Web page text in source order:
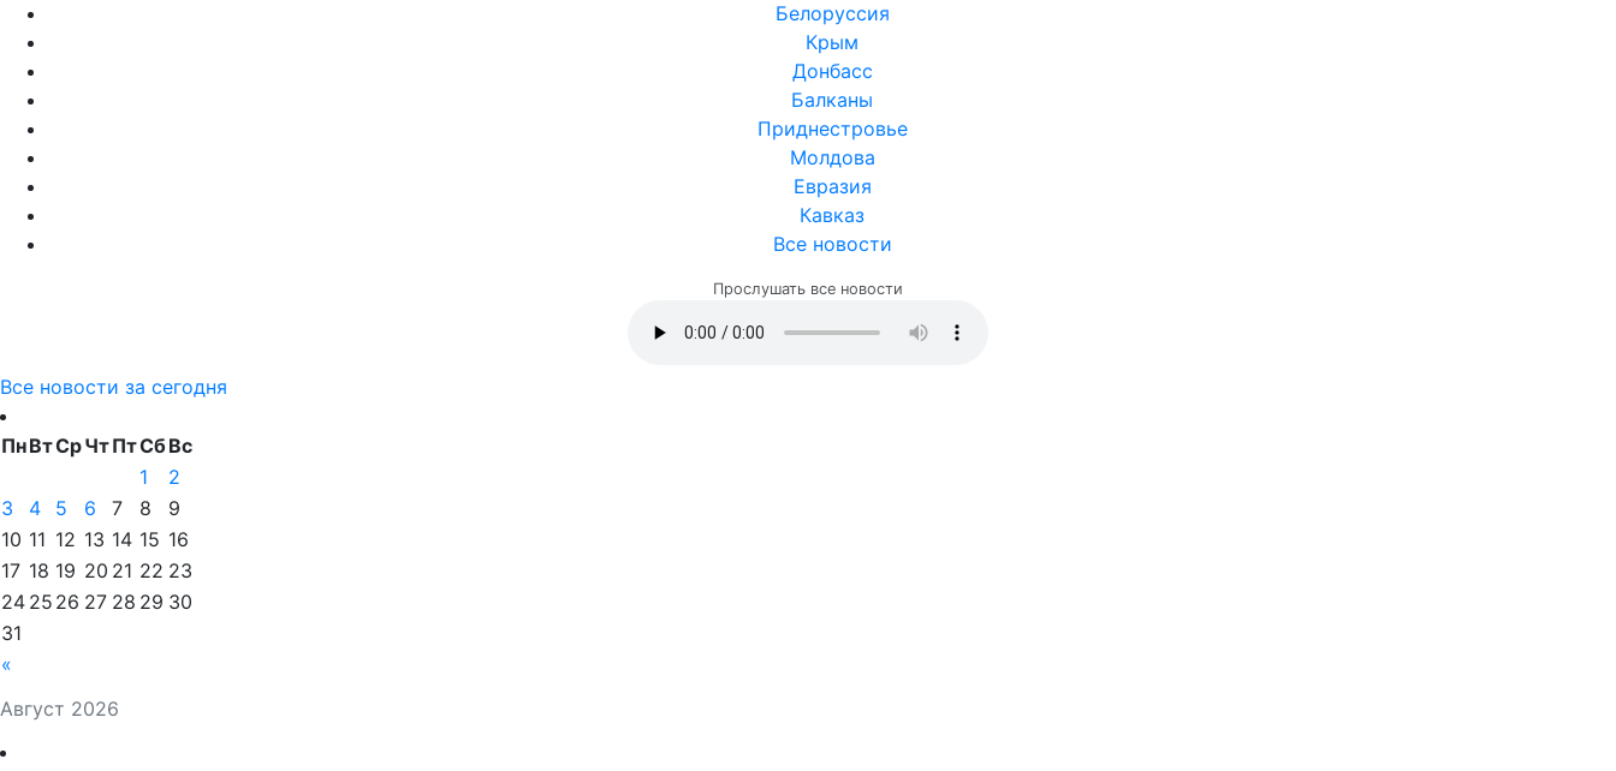
Белоруссия
Крым
Донбасс
Балканы
Приднестровье
Молдова
Евразия
Кавказ
Все новости
Прослушать все новости
Все новости за сегодня
Август 2026
ПнВтСрЧтПтСбВс
«
1
2
3
4 5 6 7 8
9
10 11 12 13 14 15 16
17 18 19 20 21 22 23
24 25 26 27 28 29 30
31